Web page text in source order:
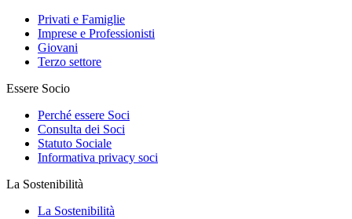
Privati e Famiglie
Imprese e Professionisti
Giovani
Terzo settore
Essere Socio
Perché essere Soci
Consulta dei Soci
Statuto Sociale
Informativa privacy soci
La Sostenibilità
La Sostenibilità